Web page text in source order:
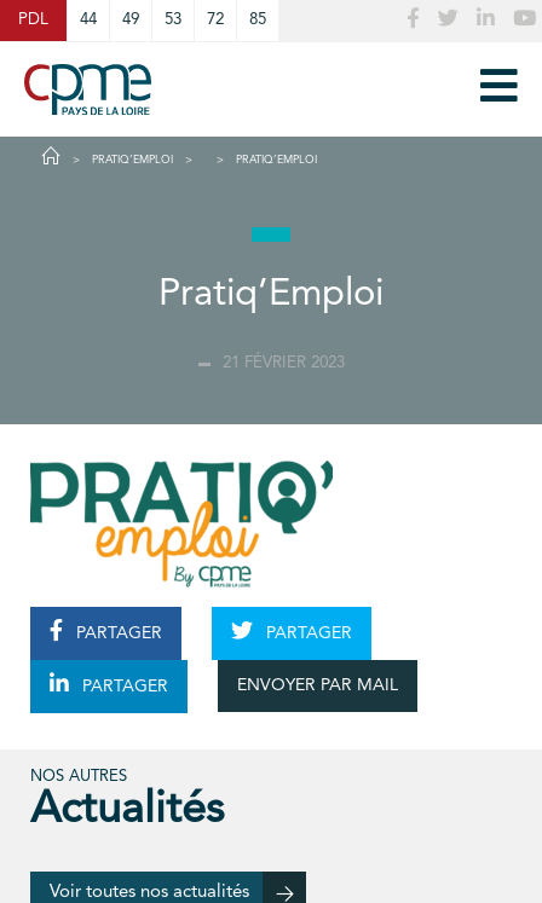
PDL 44 49 53 72 85
PRATIQ’EMPLOI PRATIQ’EMPLOI
Pratiq’Emploi
21 FÉVRIER 2023
PARTAGER PARTAGER
PARTAGER ENVOYER PAR MAIL
NOS AUTRES
Actualités
Voir toutes nos actualités
Cookies management panel